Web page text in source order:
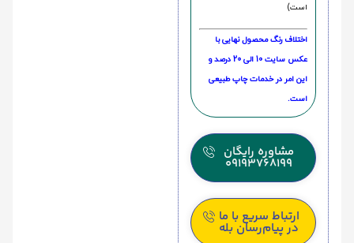
است)
اختلاف رنگ محصول نهایی با
عکس سایت 10 الی 20 درصد و
این امر در خدمات چاپ طبیعی
است.
مشاوره رایگان
09193768199
ارتباط سریع با ما
در پیام‌رسان بله